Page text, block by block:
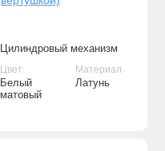
Цилиндровый механизм
Extreza AS-60С ключ-
вертушка 25x10x25 (30/30)
белый матовый F26 (с
Цвет
Белый
матовый
Материал
Латунь